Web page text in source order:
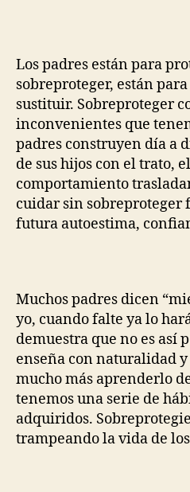
Los padres están para
sobreproteger, están
sustituir. Sobreproteger
inconvenientes que
padres construyen día a
de sus hijos con el trato,
comportamiento
cuidar sin sobreproteger
futura autoestima,
Muchos padres dicen
yo, cuando falte ya lo
demuestra que no es así
enseña con naturalidad
mucho más aprenderlo
tenemos una serie de
adquiridos.
trampeando la vida de